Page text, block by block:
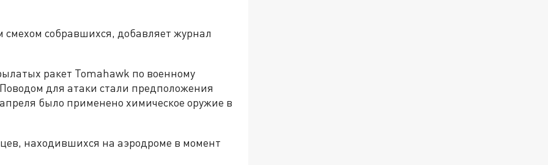
собравшихся, добавляет журнал
ракет Tomahawk по военному
для атаки стали предположения
было применено химическое оружие в
находившихся на аэродроме в момент